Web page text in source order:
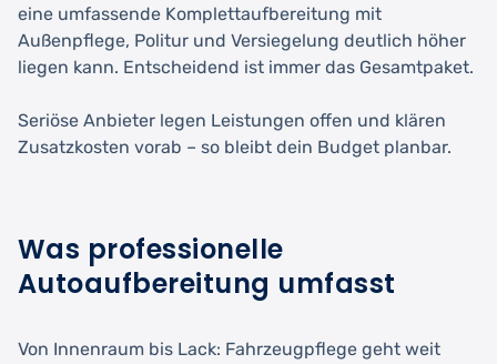
eine umfassende Komplettaufbereitung mit
Außenpflege, Politur und Versiegelung deutlich höher
liegen kann. Entscheidend ist immer das Gesamtpaket.
Seriöse Anbieter legen Leistungen offen und klären
Zusatzkosten vorab – so bleibt dein Budget planbar.
Was professionelle
Autoaufbereitung umfasst
Von Innenraum bis Lack: Fahrzeugpflege geht weit